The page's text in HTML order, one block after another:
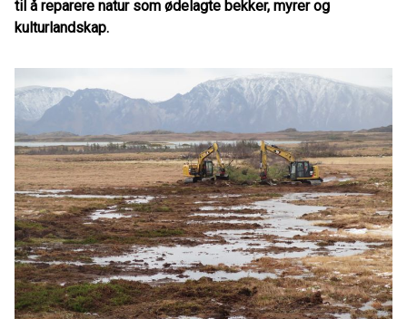
til å reparere natur som ødelagte bekker, myrer og
kulturlandskap.